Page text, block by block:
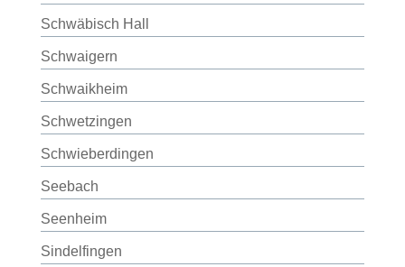
Schwäbisch Hall
Schwaigern
Schwaikheim
Schwetzingen
Schwieberdingen
Seebach
Seenheim
Sindelfingen